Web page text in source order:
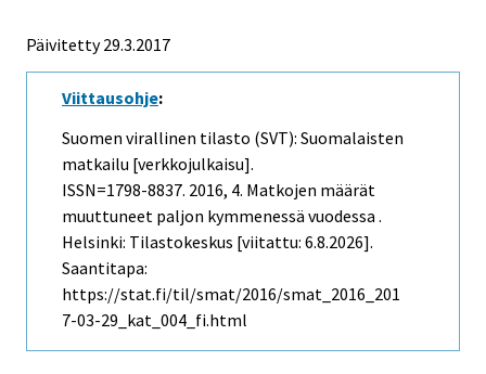
Päivitetty 29.3.2017
Viittausohje:
Suomen virallinen tilasto (SVT): Suomalaisten
matkailu [verkkojulkaisu].
ISSN=1798-8837. 2016, 4. Matkojen määrät
muuttuneet paljon kymmenessä vuodessa .
Helsinki: Tilastokeskus [viitattu: 6.8.2026].
Saantitapa:
https://stat.fi/til/smat/2016/smat_2016_201
7-03-29_kat_004_fi.html